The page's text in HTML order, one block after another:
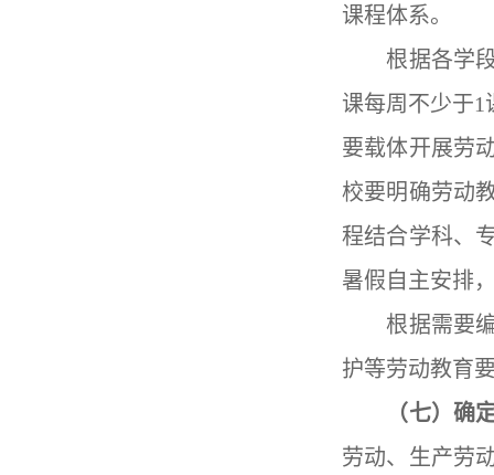
课程体系。
根据各学段
课每周不少于1
要载体开展劳
校要明确劳动
程结合学科、
暑假自主安排
根据需要编
护等劳动教育
（七）确
劳动、生产劳